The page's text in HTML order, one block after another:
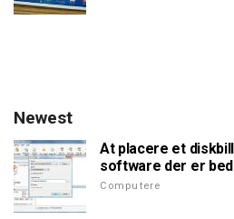
Newest
At placere et
software der er
Computere